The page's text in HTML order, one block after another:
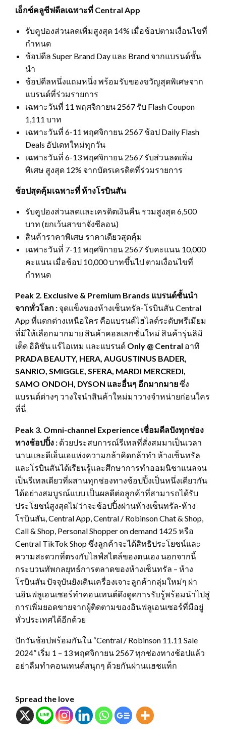
เอ็กซ์คลูซีฟดีลเฉพาะที่ Central App
รับคูปองส่วนลดเพิ่มสูงสุด 14% เมื่อช้อปตามเงื่อนไขที่
กำหนด
ช้อปดีล Super Brand Day และ Brand จากแบรนด์ชั้น
นำ
ช้อปดีลหนึ่งแถมหนึ่ง พร้อมรับของขวัญสุดพิเศษจาก
แบรนด์ที่ร่วมรายการ
เฉพาะวันที่ 11 พฤศจิกายน 2567 รับ Flash Coupon
1,111 บาท
เฉพาะวันที่ 6-11 พฤศจิกายน 2567 ช้อป Daily Flash
Deals อัปเดทใหม่ทุกวัน
เฉพาะวันที่ 6-13 พฤศจิกายน 2567 รับส่วนลดเพิ่ม
พิเศษ สูงสุด 12% จากบัตรเครดิตที่ร่วมรายการ
ช้อปสุดคุ้มเฉพาะที่ ห้างโรบินสัน
รับคูปองส่วนลดและเครดิตเงินคืน รวมสูงสุด 6,500
บาท (ยกเว้นสาขาจังซีลอน)
สินค้าราคาพิเศษ ราคาเดียวสุดคุ้ม
เฉพาะวันที่ 7-11 พฤศจิกายน 2567 รับคะแนน 10,000
คะแนน เมื่อช้อป 10,000 บาทขึ้นไป ตามเงื่อนไขที่
กำหนด
Peak 2. Exclusive & Premium Brands แบรนด์ชั้นนำ
จากทั่วโลก : จุดแข็งของห้างเซ็นทรัล-โรบินสัน Central
App ที่แตกต่างเหนือใคร คือแบรนด์ไฮไลต์ระดับพรีเมียม
ที่มีให้เลือกมากมาย สินค้าคอลเลกชั่นใหม่ สินค้ารุ่นลิมิ
เต็ด อิดิชัน แร์ไอเทม และแบรนด์ Only @ Central อาทิ
PRADA BEAUTY, HERA, AUGUSTINUS BADER,
SANRIO, SMIGGLE, SFERA, MARDI MERCREDI,
SAMO ONDOH, DYSON และอื่นๆ อีกมากมายซึ่ง
แบรนด์ต่างๆ วางใจนำสินค้าใหม่มาวางจำหน่ายก่อนใคร
ที่นี่
Peak 3. Omni-channel Experience เชื่อมดีลปังทุกช่อง
ทางช้อปปิ้ง : ด้วยประสบการณ์รีเทลที่สั่งสมมาเป็นเวลา
นานและดีเอ็นเอแห่งความกล้าคิดกล้าทำ ห้างเซ็นทรัล
และโรบินสันได้เรียนรู้และศึกษาการทำออมนิชาแนลจน
เป็นรีเทลเดียวที่ผสานทุกช่องทางช้อปปิ้งเป็นหนึ่งเดียวกัน
ได้อย่างสมบูรณ์แบบ เป็นผลดีต่อลูกค้าที่สามารถได้รับ
ประโยชน์สูงสุดไม่ว่าจะช้อปปิ้งผ่านห้างเซ็นทรัล-ห้าง
โรบินสัน, Central App, Central / Robinson Chat & Shop,
Call & Shop, Personal Shopper on demand 1425 หรือ
Central TikTok Shop ซึ่งลูกค้าจะได้สิทธิประโยชน์และ
ความสะดวกที่ตรงกับไลฟ์สไตล์ของตนเอง นอกจากนี้
กระบวนทัพกลยุทธ์การตลาดของห้างเซ็นทรัล – ห้าง
โรบินสัน ปัจจุบันยังเดินเครื่องเจาะลูกค้ากลุ่มใหม่ๆ ผ่า
นอินฟลูเอนเซอร์ทำคอนเทนต์ดึงดูดการรับรู้พร้อมนำไปสู่
การเพิ่มยอดขายจากผู้ติดตามของอินฟลูเอนเซอร์ที่มีอยู่
ทั่วประเทศได้อีกด้วย
ปักวันช้อปพร้อมกันใน “Central / Robinson 11.11 Sale
2024” เริ่ม 1 – 13 พฤศจิกายน 2567 ทุกช่องทางช้อปแล้ว
อย่าลืมทำคอนเทนต์สนุกๆ ด้วยกันผ่านแฮชแท็ก
Spread the love